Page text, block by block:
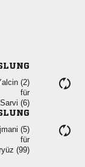

für


für
